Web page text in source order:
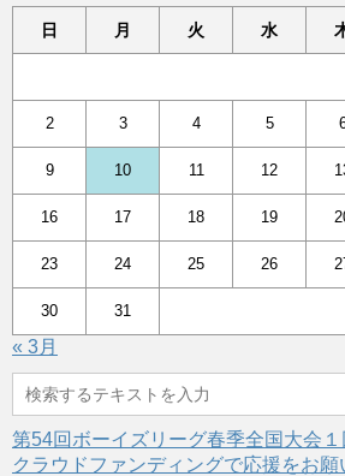
日 月 火 水
2 3 4 5
9 10 11 12
16 17 18 19
23 24 25 26
30 31
« 3月
第54回ボーイズリーグ春季全国大会
クラウドファンディングで応援をお願